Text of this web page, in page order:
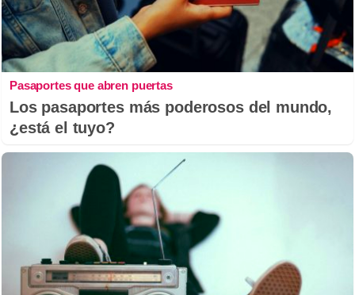
Pasaportes que abren puertas
Los pasaportes más poderosos del mundo,
¿está el tuyo?